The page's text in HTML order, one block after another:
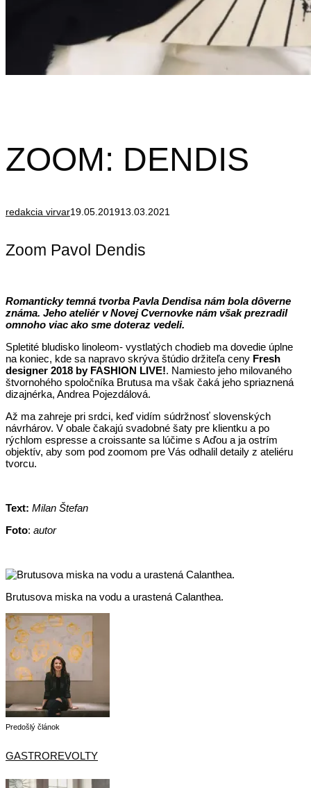
ZOOM: DENDIS
redakcia virvar19.05.201913.03.2021
Zoom Pavol Dendis
Romanticky temná tvorba Pavla Dendisa nám bola dôverne
známa. Jeho ateliér v Novej Cvernovke nám však prezradil
omnoho viac ako sme doteraz vedeli.
Spletité bludisko linoleom- vystlatých chodieb ma dovedie úplne
na koniec, kde sa napravo skrýva štúdio držiteľa ceny Fresh
designer 2018 by FASHION LIVE!. Namiesto jeho milovaného
štvornohého spoločníka Brutusa ma však čaká jeho spriaznená
dizajnérka, Andrea Pojezdálová.
Až ma zahreje pri srdci, keď vidím súdržnosť slovenských
návrhárov. V obale čakajú svadobné šaty pre klientku a po
rýchlom espresse a croissante sa lúčime s Aďou a ja ostrím
objektív, aby som pod zoomom pre Vás odhalil detaily z ateliéru
tvorcu.
Text: Milan Štefan
Foto: autor
Brutusova miska na vodu a urastená Calanthea.
Predošlý článok
GASTROREVOLTY